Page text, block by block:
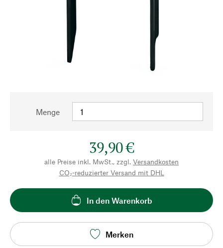
Menge
39,90 €
alle Preise inkl. MwSt., zzgl. Versandkosten
CO₂-reduzierter Versand mit DHL
In den Warenkorb
Merken